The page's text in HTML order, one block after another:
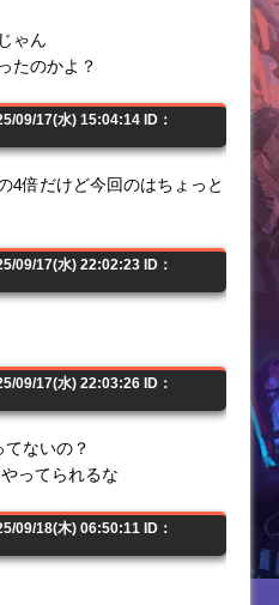
ゃん
たのかよ？
09/17(水) 15:04:14 ID：
4倍だけど今回のはちょっと
09/17(水) 22:02:23 ID：
09/17(水) 22:03:26 ID：
ないの？
ってられるな
09/18(木) 06:50:11 ID：